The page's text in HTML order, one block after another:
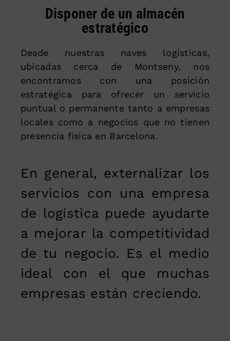
Disponer de un almacén
estratégico
Desde nuestras naves logísticas,
ubicadas cerca de Montseny, nos
encontramos con una posición
estratégica para ofrecer un servicio
puntual o permanente tanto a empresas
locales como a negocios que no tienen
presencia física en Barcelona.
En general, externalizar los
servicios con una empresa
de logística puede ayudarte
a mejorar la competitividad
de tu negocio. Es el medio
ideal con el que muchas
empresas están creciendo.